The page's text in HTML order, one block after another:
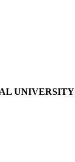
UNIVERSITY